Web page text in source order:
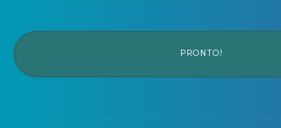
PRONTO!